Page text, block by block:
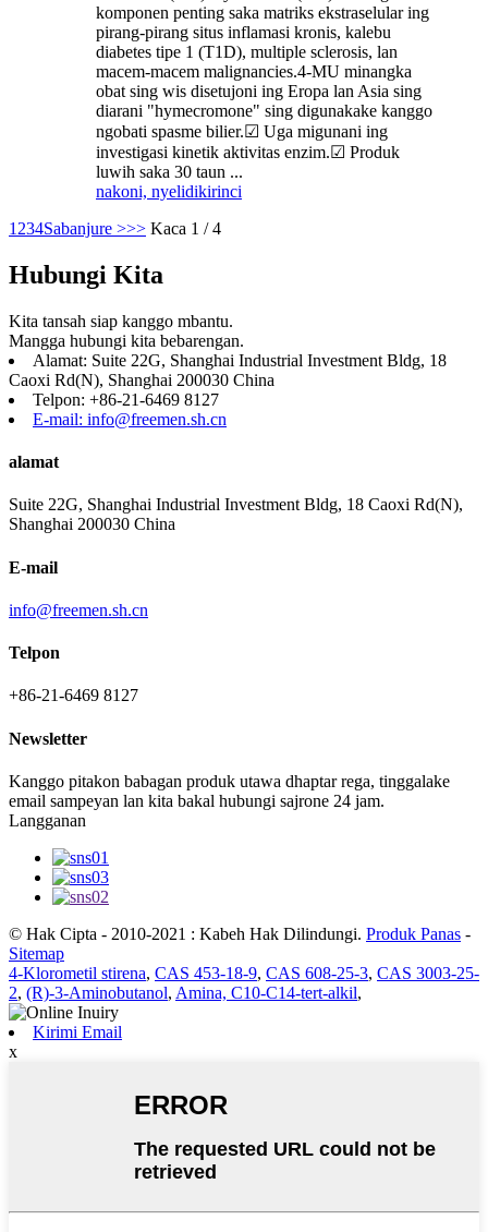
komponen penting saka matriks ekstraselular ing
pirang-pirang situs inflamasi kronis, kalebu
diabetes tipe 1 (T1D), multiple sclerosis, lan
macem-macem malignancies.4-MU minangka
obat sing wis disetujoni ing Eropa lan Asia sing
diarani "hymecromone" sing digunakake kanggo
ngobati spasme bilier.☑ Uga migunani ing
investigasi kinetik aktivitas enzim.☑ Produk
luwih saka 30 taun ...
nakoni, nyelidikirinci
1 234Sabanjure >>> Kaca 1 / 4
Hubungi Kita
Kita tansah siap kanggo mbantu.
Mangga hubungi kita bebarengan.
Alamat: Suite 22G, Shanghai Industrial Investment Bldg, 18
Caoxi Rd(N), Shanghai 200030 China
Telpon: +86-21-6469 8127
E-mail: info@freemen.sh.cn
alamat
Suite 22G, Shanghai Industrial Investment Bldg, 18 Caoxi Rd(N),
Shanghai 200030 China
E-mail
info@freemen.sh.cn
Telpon
+86-21-6469 8127
Newsletter
Kanggo pitakon babagan produk utawa dhaptar rega, tinggalake
email sampeyan lan kita bakal hubungi sajrone 24 jam.
Langganan
© Hak Cipta - 2010-2021 : Kabeh Hak Dilindungi. Produk Panas -
Sitemap
4-Klorometil stirena, CAS 453-18-9, CAS 608-25-3, CAS 3003-25-
2, (R)-3-Aminobutanol, Amina, C10-C14-tert-alkil,
Kirimi Email
x